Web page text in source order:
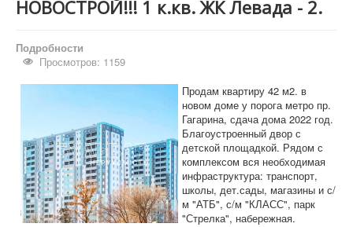
Квартиры
Коммерческая
Аренда
Информация
Дополнительные услуги
Вакансии
НОВОСТРОЙ!!! 1 к.кв. ЖК Левада - 2.
Подробности
Просмотров: 1159
Продам квартиру 42 м2. в
новом доме у порога метро пр.
Гагарина, сдача дома 2022 год.
Благоустроенный двор с
детской площадкой. Рядом с
комплексом вся необходимая
инфраструктура: транспорт,
школы, дет.сады, магазины и с/
м "АТБ", с/м "КЛАСС", парк
"Стрелка", набережная.